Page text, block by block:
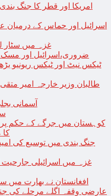
امریکا اور قطر کا جنگ
اسرائیل اور حماس کے
غزہ میں سٹار
ضروری،اسرائیل اور مسک
ٹیکس نیٹ اور ٹیکس ریونیو
طالبان وزیر خارجہ امیر
آسمانی بجلی
جنگ بندی میں توسیع کی
غزہ میں اسرائیلی
افغانستان نے بھارت میں
عارضی وقفہ اگلے مرحلے کی